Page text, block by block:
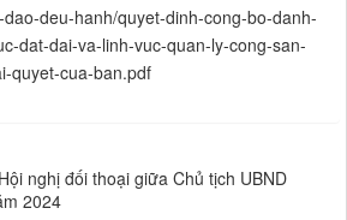
deu-hanh/quyet-dinh-cong-bo-danh-
dat-dai-va-linh-vuc-quan-ly-cong-san-
quyet-cua-ban.pdf
nghị đối thoại giữa Chủ tịch UBND
2024